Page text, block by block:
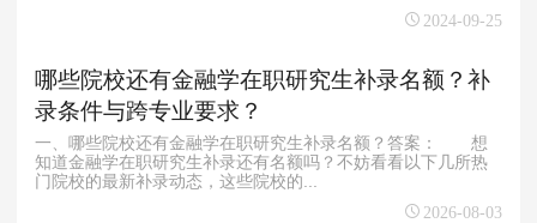
2024-09-25
哪些院校还有金融学在职研究生补录名额？补
录条件与跨专业要求？
一、哪些院校还有金融学在职研究生补录名额？答案： 想
知道金融学在职研究生补录还有名额吗？不妨看看以下几所热
门院校的最新补录动态，这些院校的...
2026-08-03